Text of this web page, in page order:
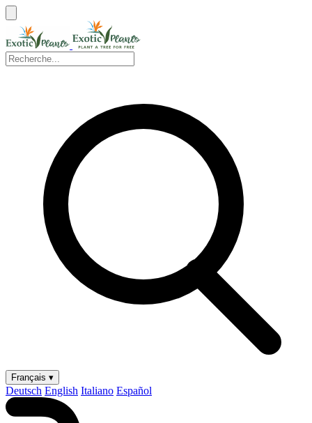
Français ▾
Deutsch English Italiano Español